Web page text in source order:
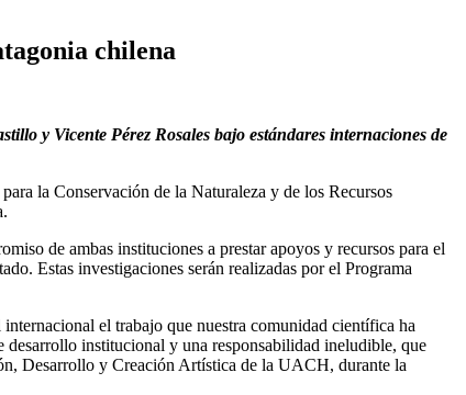
chilena
y Vicente Pérez Rosales bajo estándares internaciones de
la Conservación de la Naturaleza y de los Recursos
de ambas instituciones a prestar apoyos y recursos para el
Estas investigaciones serán realizadas por el Programa
el trabajo que nuestra comunidad científica ha
desarrollo institucional y una responsabilidad ineludible, que
Desarrollo y Creación Artística de la UACH, durante la